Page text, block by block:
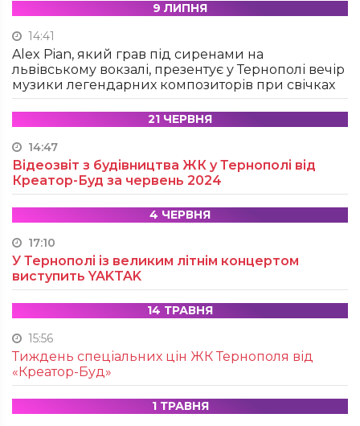
9 ЛИПНЯ
14:41
Alex Pian, який грав під сиренами на
львівському вокзалі, презентує у Тернополі вечір
музики легендарних композиторів при свічках
21 ЧЕРВНЯ
14:47
Відеозвіт з будівництва ЖК у Тернополі від
Креатор-Буд за червень 2024
4 ЧЕРВНЯ
17:10
У Тернополі із великим літнім концертом
виступить YAKTAK
14 ТРАВНЯ
15:56
Тиждень спеціальних цін ЖК Тернополя від
«Креатор-Буд»
1 ТРАВНЯ